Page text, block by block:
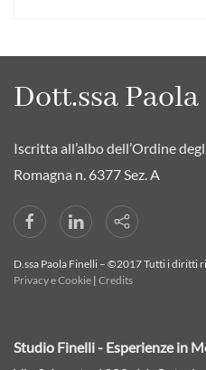
Dott.ssa
Iscritta all’albo dell’Ordine
Romagna n. 6377 Sez. A
D.ssa Paola Finelli – ©2017 Tutti i diritti
Privacy e Cookie | Credits
Studio Finelli - Esperienze in